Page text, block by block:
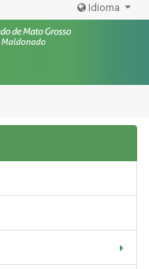
Idioma